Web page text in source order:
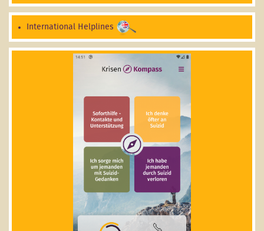
International Helplines